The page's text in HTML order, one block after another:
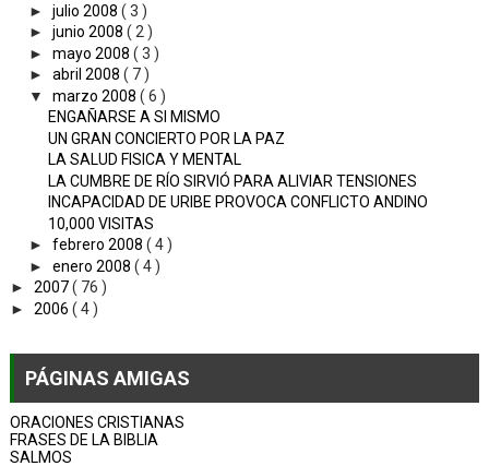
► julio 2008 ( 3 )
► junio 2008 ( 2 )
► mayo 2008 ( 3 )
► abril 2008 ( 7 )
▼ marzo 2008 ( 6 )
ENGAÑARSE A SI MISMO
UN GRAN CONCIERTO POR LA PAZ
LA SALUD FISICA Y MENTAL
LA CUMBRE DE RÍO SIRVIÓ PARA ALIVIAR TENSIONES
INCAPACIDAD DE URIBE PROVOCA CONFLICTO ANDINO
10,000 VISITAS
► febrero 2008 ( 4 )
► enero 2008 ( 4 )
► 2007( 76 )
► 2006 ( 4 )
PÁGINAS AMIGAS
ORACIONES CRISTIANAS
FRASES DE LA BIBLIA
SALMOS